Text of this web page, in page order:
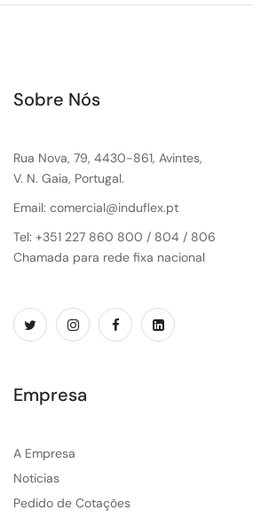
Sobre Nós
Rua Nova, 79, 4430-861, Avintes,
V. N. Gaia, Portugal.
Email: comercial@induflex.pt
Tel: +351 227 860 800 / 804 / 806
Chamada para rede fixa nacional
Empresa
A Empresa
Noticias
Pedido de Cotações